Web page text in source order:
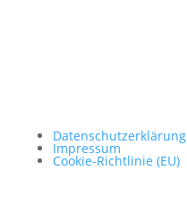
Datenschutzerklärung
Impressum
Cookie-Richtlinie (EU)